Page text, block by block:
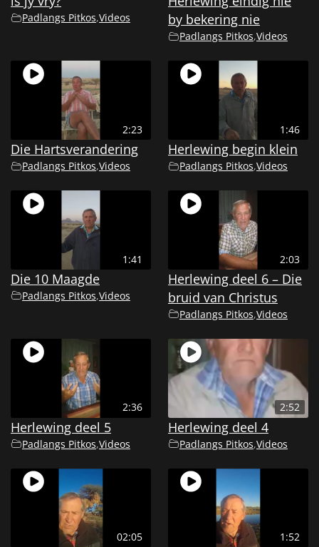
Padlangs Pitkos,Videos
by bekering nie
Padlangs Pitkos,Videos
2:23
Die Hartsverandering
Padlangs Pitkos,Videos
1:46
Herlewing begin klein
Padlangs Pitkos,Videos
1:41
Die 10 Maagde
Padlangs Pitkos,Videos
2:03
Herlewing deel 6 – Die
bruid van Christus
Padlangs Pitkos,Videos
2:36
Herlewing deel 5
Padlangs Pitkos,Videos
2:52
Herlewing deel 4
Padlangs Pitkos,Videos
02:05 1:52